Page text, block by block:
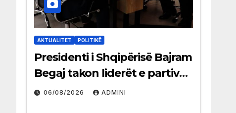
AKTUALITET POLITIKË
Presidenti i Shqipërisë Bajram
Begaj takon liderët e partive
shqiptare në Ulqin
06/08/2026 ADMINI